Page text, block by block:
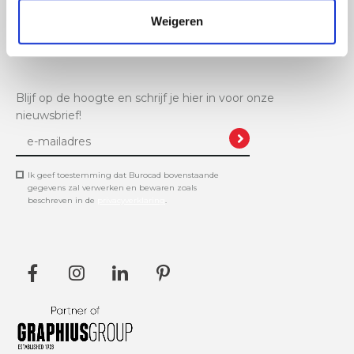
Weigeren
Blijf op de hoogte en schrijf je hier in voor onze
nieuwsbrief!
Ik geef toestemming dat Burocad bovenstaande
gegevens zal verwerken en bewaren zoals
beschreven in de
info@burocad.be